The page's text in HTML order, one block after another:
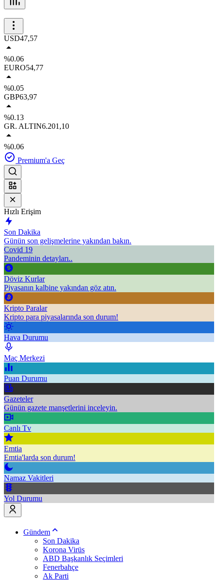
USD47,57
%0.06
EURO54,77
%0.05
GBP63,97
%0.13
GR. ALTIN6.201,10
%0.06
Premium'a Geç
Hızlı Erişim
Son Dakika
Günün son gelişmelerine yakından bakın.
Covid 19
Pandeminin detayları..
Döviz Kurlar
Piyasanın kalbine yakından göz atın.
Kripto Paralar
Kripto para piyasalarında son durum!
Hava Durumu
Maç Merkezi
Puan Durumu
Gazeteler
Günün gazete manşetlerini inceleyin.
Canlı Tv
Emtia
Emtia'larda son durum!
Namaz Vakitleri
Yol Durumu
Gündem
Son Dakika
Korona Virüs
ABD Başkanlık Seçimleri
Fenerbahçe
Ak Parti